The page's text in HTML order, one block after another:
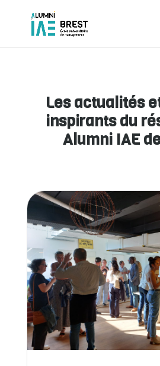
Les actualités
inspirants du
Alumni IAE